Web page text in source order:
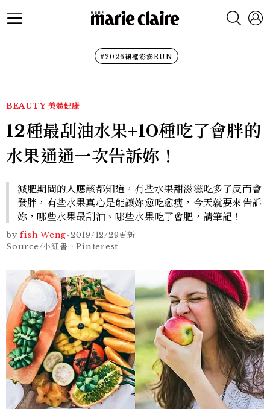
#2026裙襬澎澎RUN
BEAUTY 美體健康
12種最刮油水果+10種吃了會胖的
水果通通一次告訴妳！
減肥期間的人應該都知道，有些水果甜滋滋吃多了反而會
發胖，有些水果真心是能讓妳愈吃愈瘦，今天就要來告訴
妳，哪些水果最刮油、哪些水果吃了會肥，請筆記！
by fish Weng-2019/12/29更新
Source/小紅書、Pinterest